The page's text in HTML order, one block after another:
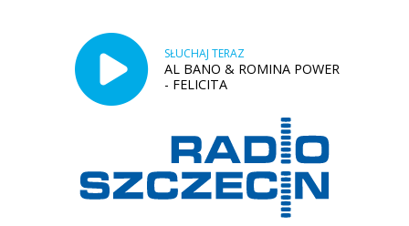
SŁUCHAJ TERAZ
AL BANO & ROMINA POWER
- FELICITA